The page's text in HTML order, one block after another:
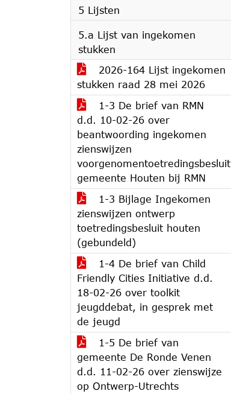
5 Lijsten
5.a Lijst van ingekomen
stukken
2026-164 Lijst ingekomen
stukken raad 28 mei 2026
1-3 De brief van RMN
d.d. 10-02-26 over
beantwoording ingekomen
zienswijzen
voorgenomentoetredingsbesluit
gemeente Houten bij RMN
1-3 Bijlage Ingekomen
zienswijzen ontwerp
toetredingsbesluit houten
(gebundeld)
1-4 De brief van Child
Friendly Cities Initiative d.d.
18-02-26 over toolkit
jeugddebat, in gesprek met
de jeugd
1-5 De brief van
gemeente De Ronde Venen
d.d. 11-02-26 over zienswijze
op Ontwerp-Utrechts